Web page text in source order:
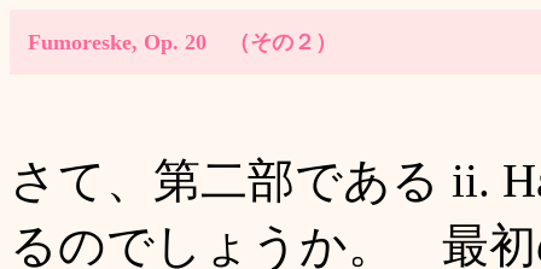
Fumoreske, Op. 20 （その２）
さて、第二部である ii.
るのでしょうか。 最